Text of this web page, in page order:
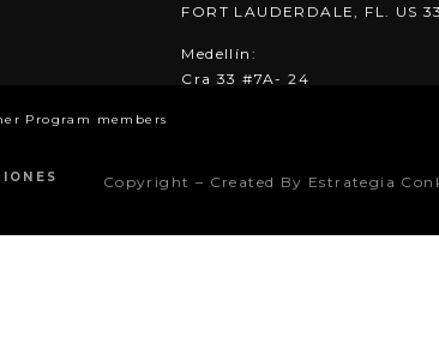
FORT LAUDERDALE, FL. US
Medellín:
Cra 33 #7A- 24
Program members
Copyright – Created By Estrategia